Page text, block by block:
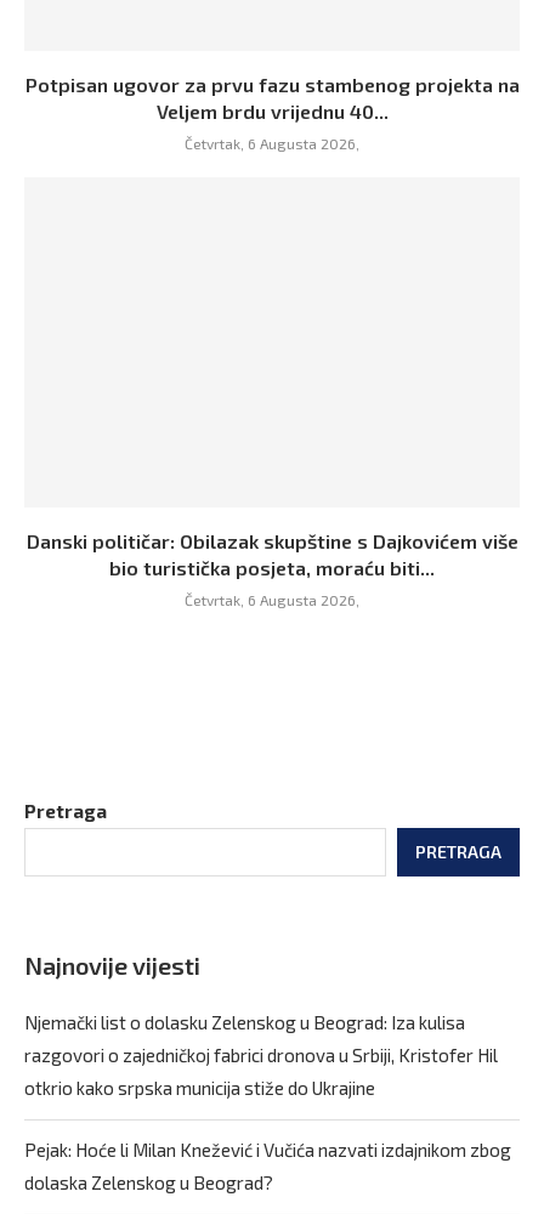
Potpisan ugovor za prvu fazu stambenog projekta na
Veljem brdu vrijednu 40...
Četvrtak, 6 Augusta 2026,
Danski političar: Obilazak skupštine s Dajkovićem više
bio turistička posjeta, moraću biti...
Četvrtak, 6 Augusta 2026,
Pretraga
PRETRAGA
Najnovije vijesti
Njemački list o dolasku Zelenskog u Beograd: Iza kulisa
razgovori o zajedničkoj fabrici dronova u Srbiji, Kristofer Hil
otkrio kako srpska municija stiže do Ukrajine
Pejak: Hoće li Milan Knežević i Vučića nazvati izdajnikom zbog
dolaska Zelenskog u Beograd?